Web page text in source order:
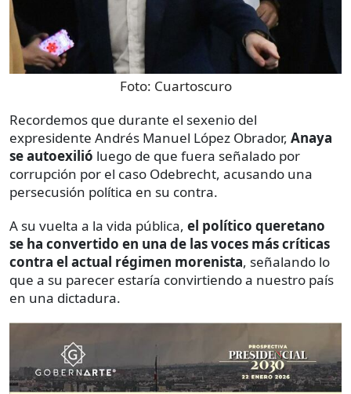
Foto: Cuartoscuro
Recordemos que durante el sexenio del
expresidente Andrés Manuel López Obrador, Anaya
se autoexilió luego de que fuera señalado por
corrupción por el caso Odebrecht, acusando una
persecusión política en su contra.
A su vuelta a la vida pública, el político queretano
se ha convertido en una de las voces más críticas
contra el actual régimen morenista, señalando lo
que a su parecer estaría convirtiendo a nuestro país
en una dictadura.